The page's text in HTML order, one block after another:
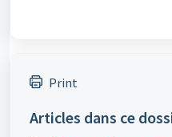
Print
Articles dans ce